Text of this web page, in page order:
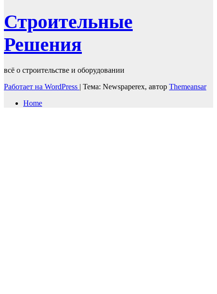
Строительные
Решения
всё о строительстве и оборудовании
Работает на WordPress | Тема: Newspaperex, автор Themeansar
Home